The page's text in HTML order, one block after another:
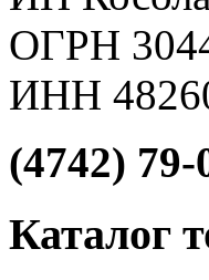
ОГРН
ИНН
(4742) 79-
Каталог